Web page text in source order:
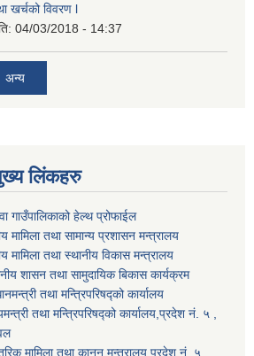
खर्चको विवरण l
04/03/2018 - 14:37
अन्य
लिंकहरु
गाउँपालिकाको हेल्थ प्रोफाईल
मामिला तथा सामान्य प्रशासन मन्त्रालय
मामिला तथा स्थानीय विकास मन्त्रालय
शासन तथा सामुदायिक बिकास कार्यक्रम
तथा मन्त्रिपरिषद्को कार्यालय
तथा मन्त्रिपरिषद्को कार्यालय,प्रदेश नं. ५ ,
मामिला तथा कानुन मन्त्रालय,प्रदेश नं. ५ ,